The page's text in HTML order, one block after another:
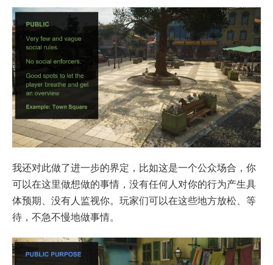
我还对此做了进一步的界定，比如这是一个公众场合，你
可以在这里做想做的事情，没有任何人对你的行为产生具
体预期、没有人监视你。玩家们可以在这些地方放松、等
待，不急不慢地做事情。